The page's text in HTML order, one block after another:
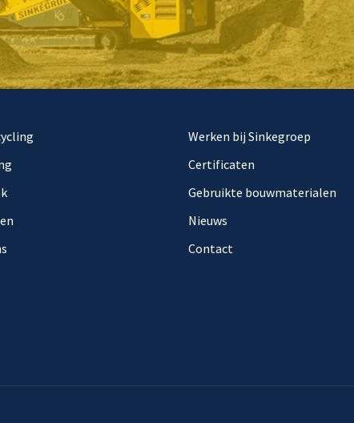
Werken bij Sinkegroep
Certificaten
Gebruikte bouwmaterialen
Nieuws
Contact